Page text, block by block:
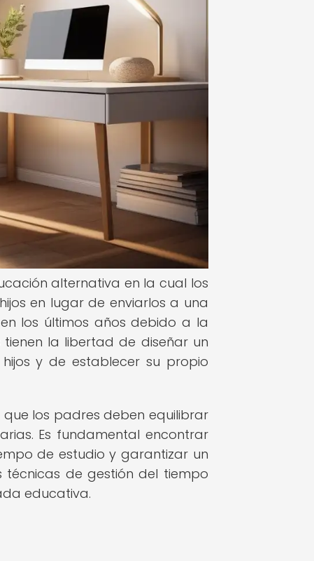
alternativa en la cual los
en lugar de enviarlos a una
los últimos años debido a la
tienen la libertad de diseñar un
y de establecer su propio
los padres deben equilibrar
Es fundamental encontrar
de estudio y garantizar un
técnicas de gestión del tiempo
educativa.